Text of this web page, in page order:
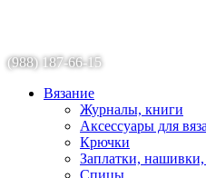
(988) 187-66-15
Вязание
Журналы, книги
Аксессуары для
Крючки
Заплатки,
Спицы